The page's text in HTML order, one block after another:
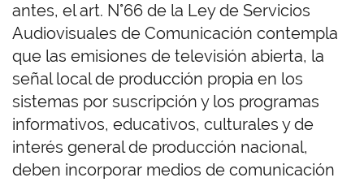
antes, el art. N°66 de la Ley de Servicios
Audiovisuales de Comunicación contempla
que las emisiones de televisión abierta, la
señal local de producción propia en los
sistemas por suscripción y los programas
informativos, educativos, culturales y de
interés general de producción nacional,
deben incorporar medios de comunicación